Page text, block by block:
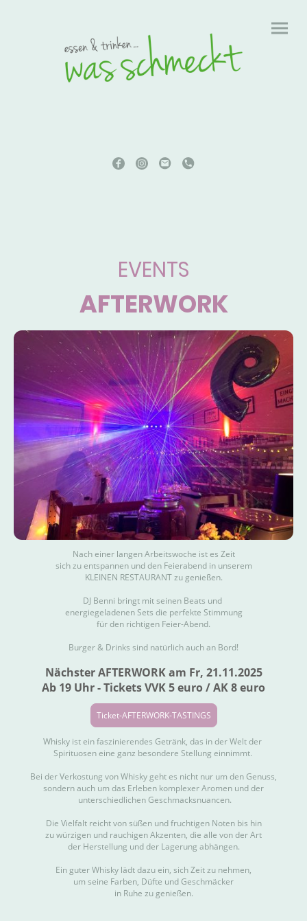
EVENTS
AFTERWORK
Nach einer langen Arbeitswoche ist es Zeit
sich zu entspannen und den Feierabend in unserem
KLEINEN RESTAURANT zu genießen.
DJ Benni bringt mit seinen Beats und
energiegeladenen Sets die perfekte Stimmung
für den richtigen Feier-Abend.
Burger & Drinks sind natürlich auch an Bord!
Nächster AFTERWORK am Fr, 21.11.2025
Ab 19 Uhr - Tickets VVK 5 euro / AK 8 euro
Ticket-AFTERWORK-TASTINGS
Whisky ist ein faszinierendes Getränk, das in der Welt der
Spirituosen eine ganz besondere Stellung einnimmt.
Bei der Verkostung von Whisky geht es nicht nur um den Genuss,
sondern auch um das Erleben komplexer Aromen und der
unterschiedlichen Geschmacksnuancen.
Die Vielfalt reicht von süßen und fruchtigen Noten bis hin
zu würzigen und rauchigen Akzenten, die alle von der Art
der Herstellung und der Lagerung abhängen.
Ein guter Whisky lädt dazu ein, sich Zeit zu nehmen,
um seine Farben, Düfte und Geschmäcker
in Ruhe zu genießen.